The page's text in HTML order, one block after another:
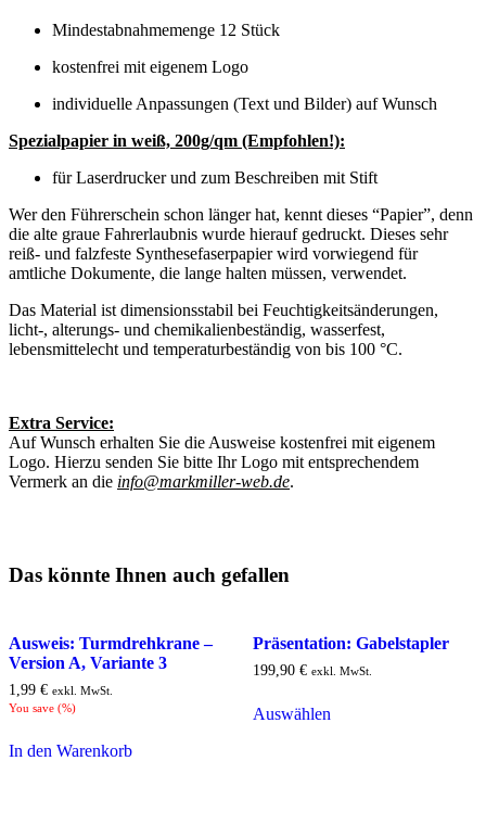
Mindestabnahmemenge 12 Stück
kostenfrei mit eigenem Logo
individuelle Anpassungen (Text und Bilder) auf Wunsch
Spezialpapier in weiß, 200g/qm (Empfohlen!):
für Laserdrucker und zum Beschreiben mit Stift
Wer den Führerschein schon länger hat, kennt dieses “Papier”, denn
die alte graue Fahrerlaubnis wurde hierauf gedruckt. Dieses sehr
reiß- und falzfeste Synthesefaserpapier wird vorwiegend für
amtliche Dokumente, die lange halten müssen, verwendet.
Das Material ist dimensionsstabil bei Feuchtigkeitsänderungen,
licht-, alterungs- und chemikalienbeständig, wasserfest,
lebensmittelecht und temperaturbeständig von bis 100 °C.
Extra Service:
Auf Wunsch erhalten Sie die Ausweise kostenfrei mit eigenem
Logo. Hierzu senden Sie bitte Ihr Logo mit entsprechendem
Vermerk an die info@markmiller-web.de.
Das könnte Ihnen auch gefallen
Ausweis: Turmdrehkrane –
Version A, Variante 3
1,99 € exkl. MwSt.
You save (%)
In den Warenkorb
Präsentation: Gabelstapler
199,90 € exkl. MwSt.
Auswählen